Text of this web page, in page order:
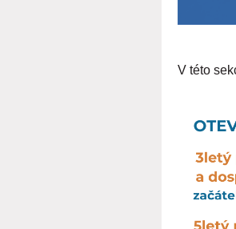
V této